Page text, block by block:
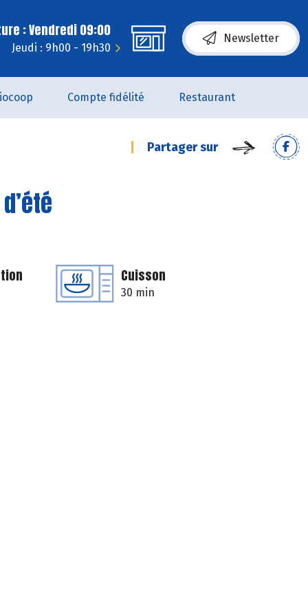
: Vendredi 09:00
Jeudi : 9h00 - 19h30
Newsletter
Compte fidélité Restaurant
Partager sur
Cuisson
30 min